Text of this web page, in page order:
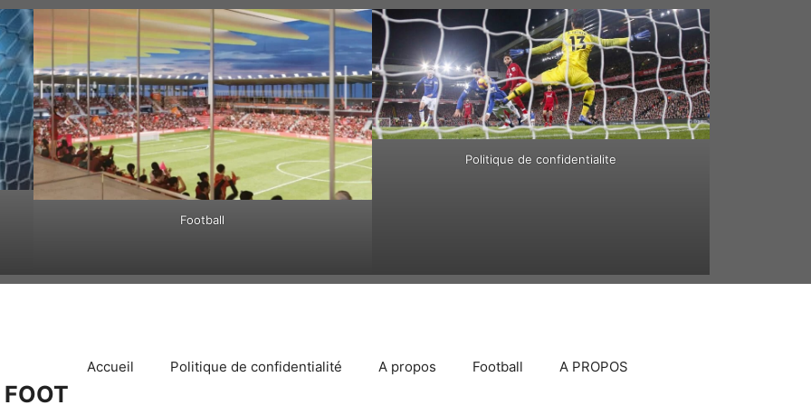
Football
Politique de confidentialite
Accueil Politique de confidentialité A propos Football A PROPOS